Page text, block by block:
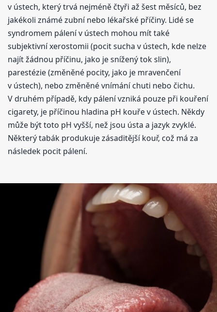
v ústech, který trvá nejméně čtyři až šest měsíců, bez
jakékoli známé zubní nebo lékařské příčiny. Lidé se
syndromem pálení v ústech mohou mít také
subjektivní xerostomii (pocit sucha v ústech, kde nelze
najít žádnou příčinu, jako je snížený tok slin),
parestézie (změněné pocity, jako je mravenčení
v ústech), nebo změněné vnímání chuti nebo čichu.
V druhém případě, kdy pálení vzniká pouze při kouření
cigarety, je příčinou hladina pH kouře v ústech. Někdy
může být toto pH vyšší, než jsou ústa a jazyk zvyklé.
Některý tabák produkuje zásaditější kouř, což má za
následek pocit pálení.